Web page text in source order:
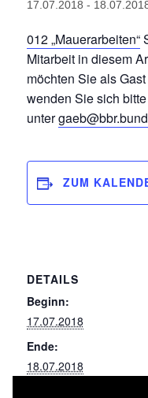
17.07.2018 -
012 „Mauerarbeiten“
Mitarbeit in diesem
möchten Sie als
wenden Sie sich
unter
ZUM
DETAILS
Beginn:
17.07.2018
Ende:
18.07.2018